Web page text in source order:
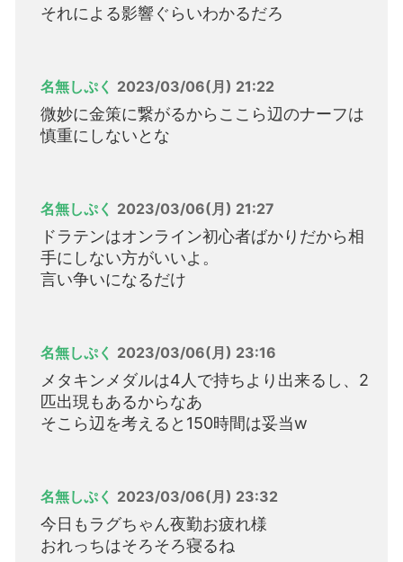
それによる影響ぐらいわかるだろ
名無しぷく 2023/03/06(月) 21:22
微妙に金策に繋がるからここら辺のナーフは
慎重にしないとな
名無しぷく 2023/03/06(月) 21:27
ドラテンはオンライン初心者ばかりだから相
手にしない方がいいよ。
言い争いになるだけ
名無しぷく 2023/03/06(月) 23:16
メタキンメダルは4人で持ちより出来るし、2
匹出現もあるからなあ
そこら辺を考えると150時間は妥当w
名無しぷく 2023/03/06(月) 23:32
今日もラグちゃん夜勤お疲れ様
おれっちはそろそろ寝るね